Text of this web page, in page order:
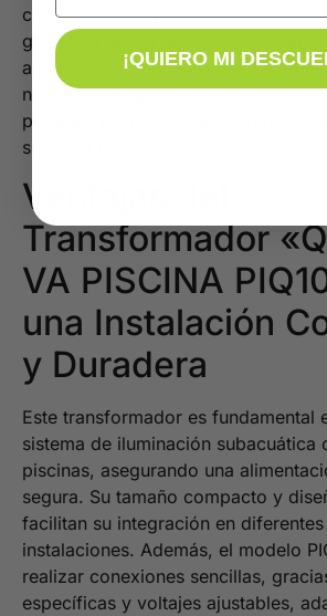
como para equipos eléctricos. La
garantiza que el dispositivo es
ambientes secos y protegidos,
normativas vigentes en
piscinas, proporcionando
su uso a largo plazo.
Ventajas del
Transformador
VA PISCINA
una Instalación
y Duradera
Este transformador es fundamental
sistema de iluminación subacuática
piscinas, asegurando una
segura. Su tamaño compacto y
facilitan su integración en
instalaciones. Además, el modelo
realizar conexiones sencillas,
específicas y voltajes ajustables,
¡QUIERO MI